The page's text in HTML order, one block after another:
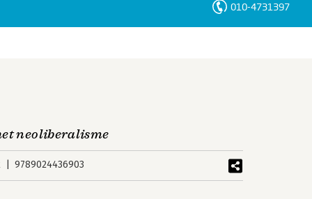
010-4731397
neoliberalisme
9789024436903
Personen